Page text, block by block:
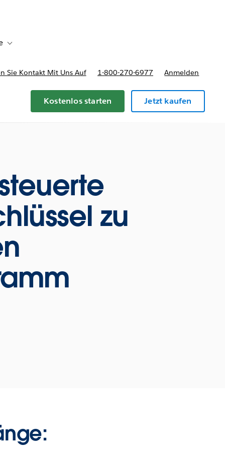
Toggle sub-navigation for Bereitstellungsoptionen und Preise
Sie Kontakt Mit Uns Auf 1-800-270-6977 Anmelden
Kostenlos starten Jetzt kaufen
zu